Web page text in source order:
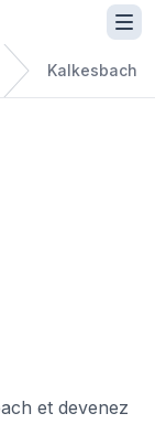
Kalkesbach
et devenez